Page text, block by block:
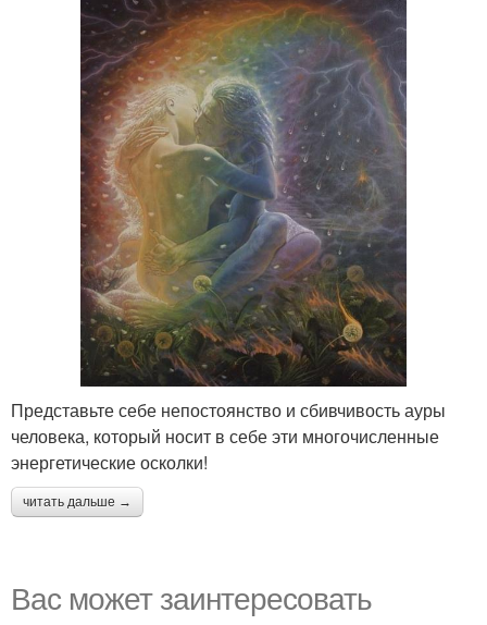
Представьте себе непостоянство и сбивчивость ауры
человека, который носит в себе эти многочисленные
энергетические осколки!
читать дальше →
Вас может заинтересовать